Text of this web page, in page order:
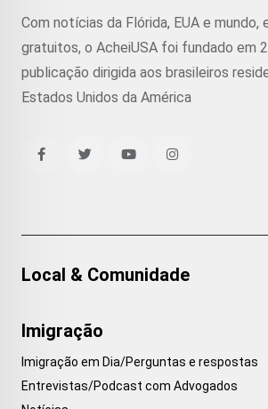
Com notícias da Flórida, EUA e mundo,
gratuitos, o AcheiUSA foi fundado em
publicação dirigida aos brasileiros
Estados Unidos da América
Local & Comunidade
Imigração
Imigração em Dia/Perguntas e respostas
Entrevistas/Podcast com Advogados